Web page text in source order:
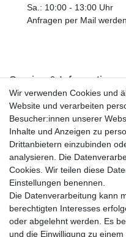
Sa.: 10:00 - 13:00 Uhr
Anfragen per Mail
Service & Informationen
Kontakt
Retouren
Widerrufsrecht
Widerrufs­formular
Impressum
Daten­schutz­erklärung
AGB
Größentabelle
Kataloge
Barrierefreiheitserklärung
Sicherheitsinformationen
Wir verwenden Cookies und
Website und verarbeiten
Besucher:innen unserer
Inhalte und Anzeigen zu
Drittanbietern einzubinden
analysieren. Die
Cookies. Wir teilen diese
Einstellungen benennen.
Die Datenverarbeitung kann
berechtigten Interesses
oder abgelehnt werden. Es
und die Einwilligung zu